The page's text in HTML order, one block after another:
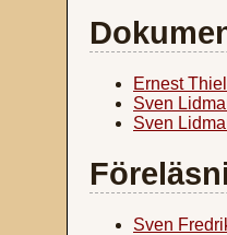
Ernest
Sven
Sven
Sven